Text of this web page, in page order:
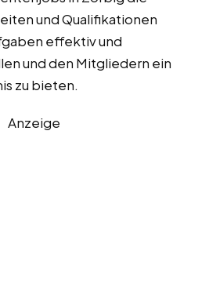
und Qualifikationen
effektiv und
und den Mitgliedern ein
zu bieten.
Anzeige